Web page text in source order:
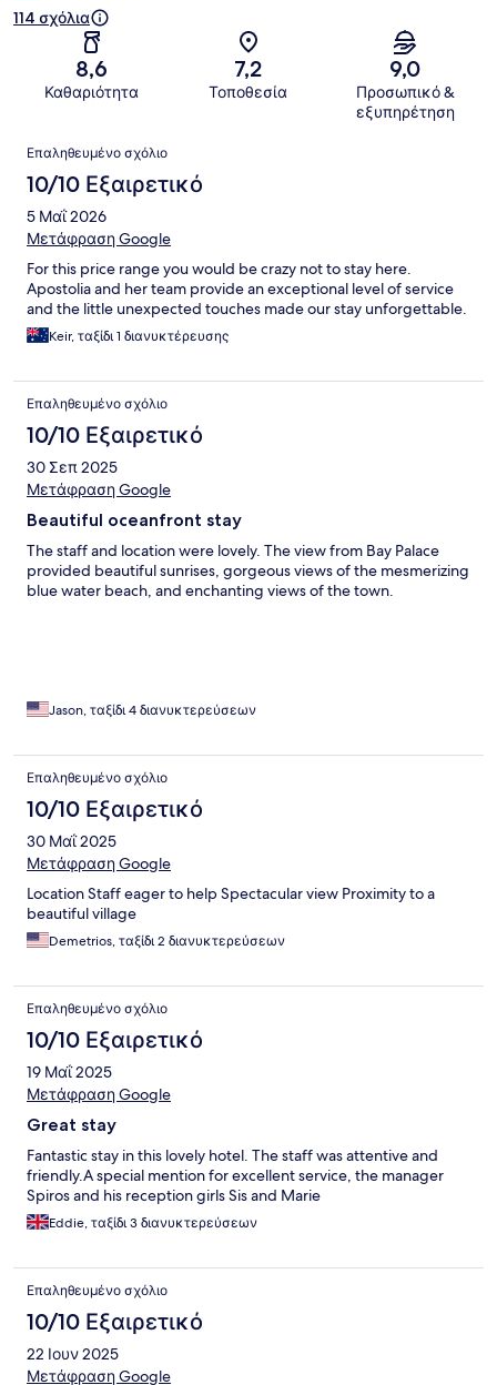
114 σχόλια
8,6
Καθαριότητα
7,2
Τοποθεσία
9,0
Προσωπικό &
εξυπηρέτηση
Σχόλια
Επαληθευμένο σχόλιο
10/10 Εξαιρετικό
5 Μαΐ 2026
Μετάφραση Google
For this price range you would be crazy not to stay here.
Apostolia and her team provide an exceptional level of service
and the little unexpected touches made our stay unforgettable.
Keir, ταξίδι 1 διανυκτέρευσης
Επαληθευμένο σχόλιο
10/10 Εξαιρετικό
30 Σεπ 2025
Μετάφραση Google
Beautiful oceanfront stay
The staff and location were lovely. The view from Bay Palace
provided beautiful sunrises, gorgeous views of the mesmerizing
blue water beach, and enchanting views of the town.
Jason, ταξίδι 4 διανυκτερεύσεων
Επαληθευμένο σχόλιο
10/10 Εξαιρετικό
30 Μαΐ 2025
Μετάφραση Google
Location Staff eager to help Spectacular view Proximity to a
beautiful village
Demetrios, ταξίδι 2 διανυκτερεύσεων
Επαληθευμένο σχόλιο
10/10 Εξαιρετικό
19 Μαΐ 2025
Μετάφραση Google
Great stay
Fantastic stay in this lovely hotel. The staff was attentive and
friendly.A special mention for excellent service, the manager
Spiros and his reception girls Sis and Marie
Eddie, ταξίδι 3 διανυκτερεύσεων
Επαληθευμένο σχόλιο
10/10 Εξαιρετικό
22 Ιουν 2025
Μετάφραση Google